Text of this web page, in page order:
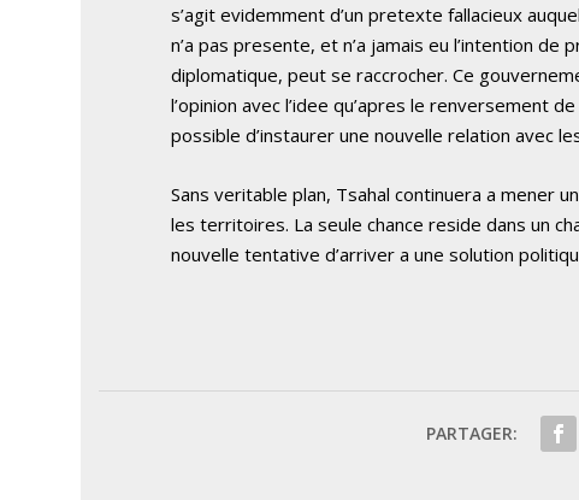
s’agit evidemment d’un pretexte fallacieux
n’a pas presente, et n’a jamais eu l’intention de
diplomatique, peut se raccrocher. Ce
l’opinion avec l’idee qu’apres le renversement
possible d’instaurer une nouvelle relation avec
Sans veritable plan, Tsahal continuera a mener
les territoires. La seule chance reside dans un
nouvelle tentative d’arriver a une solution
PARTAGER: